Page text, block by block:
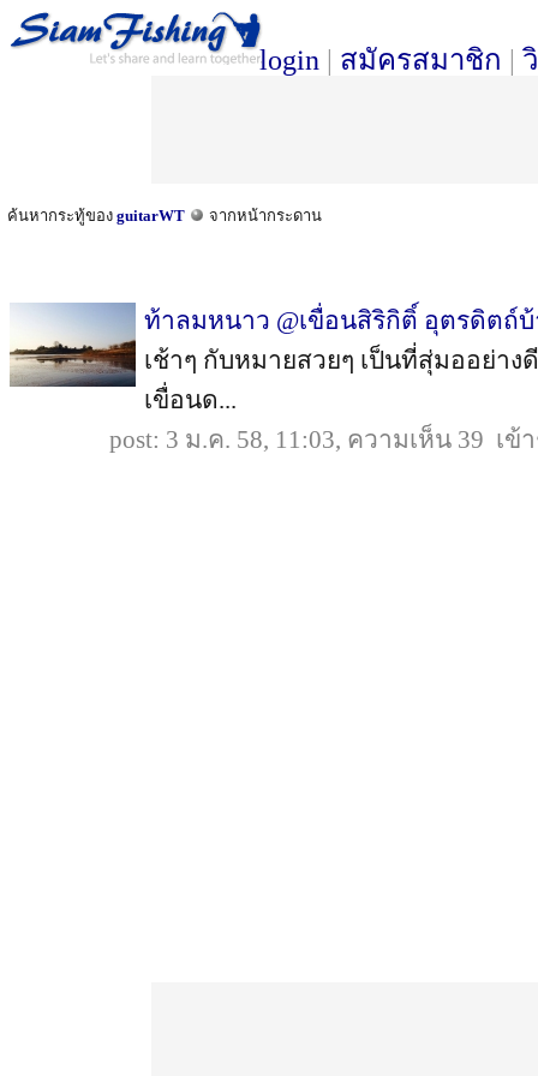
login | สมัครสมาชิก |
ค้นหากระทู้ของ guitarWT จากหน้ากระดาน
ท้าลมหนาว @เขื่อนสิริกิติ์ อุตรดิตถ์บ้
เช้าๆ กับหมายสวยๆ เป็นที่สุ่มออย่า
เขื่อนด...
post: 3 ม.ค. 58, 11:03, ความเห็น 39 เข้